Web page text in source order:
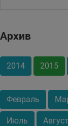
Архив
2014 2015
Февраль
Июль Август